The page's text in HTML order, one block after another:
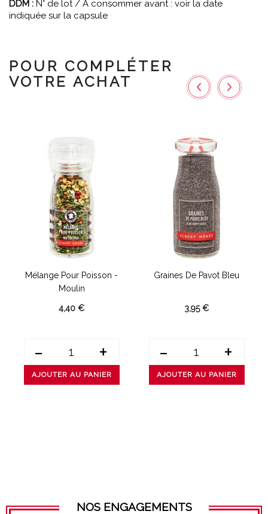
DDM : N° de lot / À consommer avant : voir la date
indiquée sur la capsule
POUR COMPLÉTER
VOTRE ACHAT
Mélange Pour Poisson -
Moulin
4,40 €
- +
AJOUTER AU PANIER
Graines De Pavot Bleu
3,95 €
- +
AJOUTER AU PANIER
NOS ENGAGEMENTS